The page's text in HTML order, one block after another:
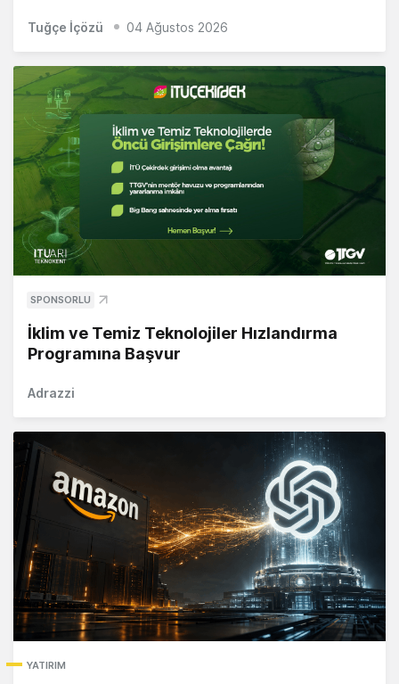
Tuğçe İçözü 04 Ağustos 2026
SPONSORLU
İklim ve Temiz Teknolojiler Hızlandırma
Programına Başvur
Adrazzi
YATIRIM